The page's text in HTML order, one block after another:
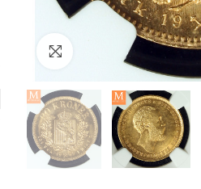
Klikk for å forstørre
2022 USA
Solar System 1
OZ sølv mynt i